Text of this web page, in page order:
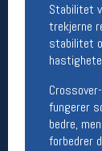
Stabilitet
trekjerne
stabilitet
fungerer
bedre,
forbedrer
Man-
Lørdag:
Om
For å
linjen